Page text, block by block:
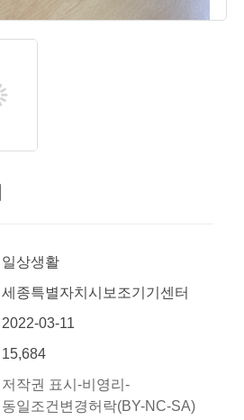
일상생활
세종특별자치시보조기기센터
2022-03-11
15,684
저작권 표시-비영리-
동일조건변경허락(BY-NC-SA)